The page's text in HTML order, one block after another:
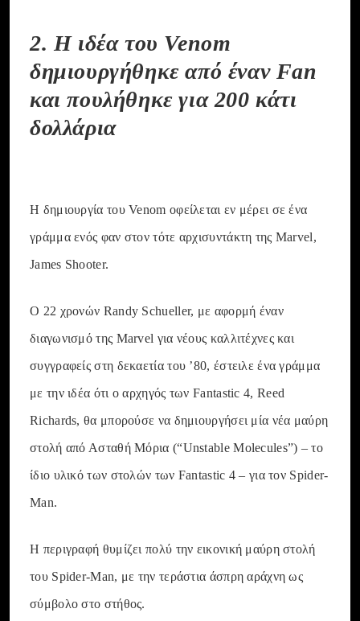
2. Η ιδέα του Venom
δημιουργήθηκε από έναν Fan
και πουλήθηκε για 200 κάτι
δολλάρια
Η δημιουργία του Venom οφείλεται εν μέρει σε ένα
γράμμα ενός φαν στον τότε αρχισυντάκτη της Marvel,
James Shooter.
Ο 22 χρονών Randy Schueller, με αφορμή έναν
διαγωνισμό της Marvel για νέους καλλιτέχνες και
συγγραφείς στη δεκαετία του ’80, έστειλε ένα γράμμα
με την ιδέα ότι ο αρχηγός των Fantastic 4, Reed
Richards, θα μπορούσε να δημιουργήσει μία νέα μαύρη
στολή από Ασταθή Μόρια (“Unstable Molecules”) – το
ίδιο υλικό των στολών των Fantastic 4 – για τον Spider-
Man.
Η περιγραφή θυμίζει πολύ την εικονική μαύρη στολή
του Spider-Man, με την τεράστια άσπρη αράχνη ως
σύμβολο στο στήθος.